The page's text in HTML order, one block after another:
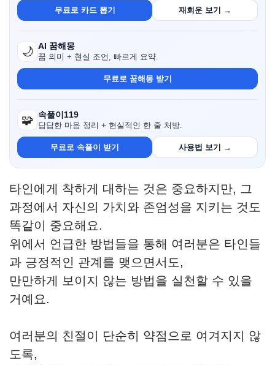
무료로 카드 뽑기 재회운 보기 →
🌙 AI 꿈해몽
꿈 의미 + 현실 조언, 빠르게 요약.
무료로 꿈해몽 받기
🧩 속풀이119
답답한 마음 정리 + 현실적인 한 줄 처방.
무료로 속풀이 받기 사용법 보기 →
타인에게 착하게 대하는 것은 중요하지만, 그
과정에서 자신의 가치와 존엄성을 지키는 것도
똑같이 중요해요.
위에서 언급한 방법들을 통해 여러분은 타인들
과 긍정적인 관계를 맺으면서도,
만만하게 보이지 않는 방법을 실천할 수 있을
거예요.
여러분의 친절이 단순히 약점으로 여겨지지 않
도록,